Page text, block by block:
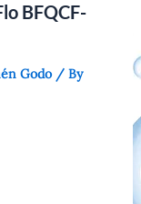
BFQCF-
Godo/ By